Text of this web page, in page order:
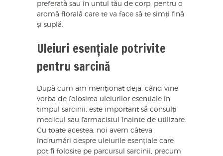
preferată sau în untul tău de corp, pentru o
aromă florală care te va face să te simți fină
și suplă.
Uleiuri esențiale potrivite
pentru sarcină
După cum am menționat deja, când vine
vorba de folosirea uleiurilor esențiale în
timpul sarcinii, este important să consulți
medicul sau farmacistul înainte de utilizare.
Cu toate acestea, noi avem câteva
îndrumări despre uleiurile esențiale care
pot fi folosite pe parcursul sarcinii, precum